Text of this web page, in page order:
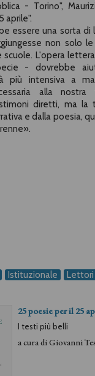
- Torino",
aprile".
essere una sorta di
non solo
L'opera
- dovrebbe
più intensiva a
alla nostra
diretti, ma la
e dalla poesia,
Istituzionale Lettori
25 poesie per il 25
I testi più belli
a cura diGiovanni